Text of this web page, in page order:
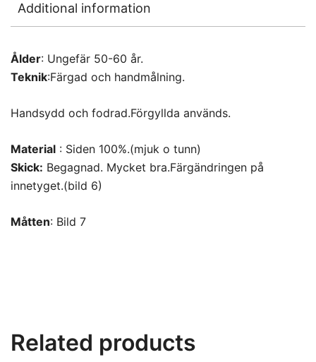
Additional information
Ålder: Ungefär 50-60 år.
Teknik:Färgad och handmålning.
Handsydd och fodrad.Förgyllda används.
Material : Siden 100%.(mjuk o tunn)
Skick: Begagnad. Mycket bra.Färgändringen på
innetyget.(bild 6)
Måtten: Bild 7
Related products